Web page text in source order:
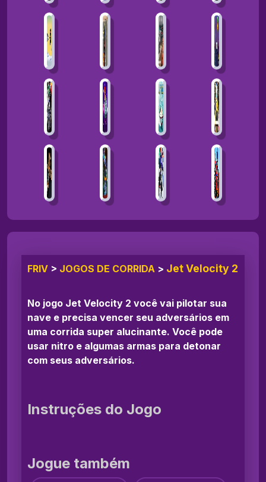
FRIV > JOGOS DE CORRIDA > Jet Velocity 2
No jogo Jet Velocity 2 você vai pilotar sua
nave e precisa vencer seu adversários em
uma corrida super alucinante. Você pode
usar nitro e algumas armas para detonar
com seus adversários.
Instruções do Jogo
Jogue também